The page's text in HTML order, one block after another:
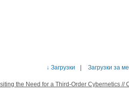
↓ Загрузки Загрузки за
the Need for a Third-Order Cybernetics //